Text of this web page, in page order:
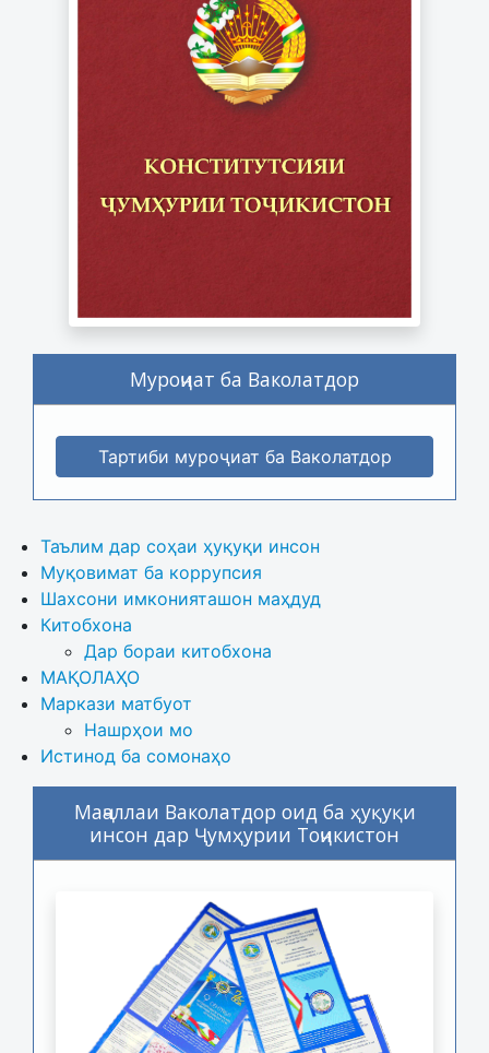
Муроҷиат ба Ваколатдор
Тартиби муроҷиат ба Ваколатдор
Таълим дар соҳаи ҳуқуқи инсон
Муқовимат ба коррупсия
Шахсони имконияташон маҳдуд
Китобхона
Дар бораи китобхона
МАҚОЛАҲО
Маркази матбуот
Нашрҳои мо
Истинод ба сомонаҳо
Маҷаллаи Ваколатдор оид ба ҳуқуқи
инсон дар Ҷумҳурии Тоҷикистон